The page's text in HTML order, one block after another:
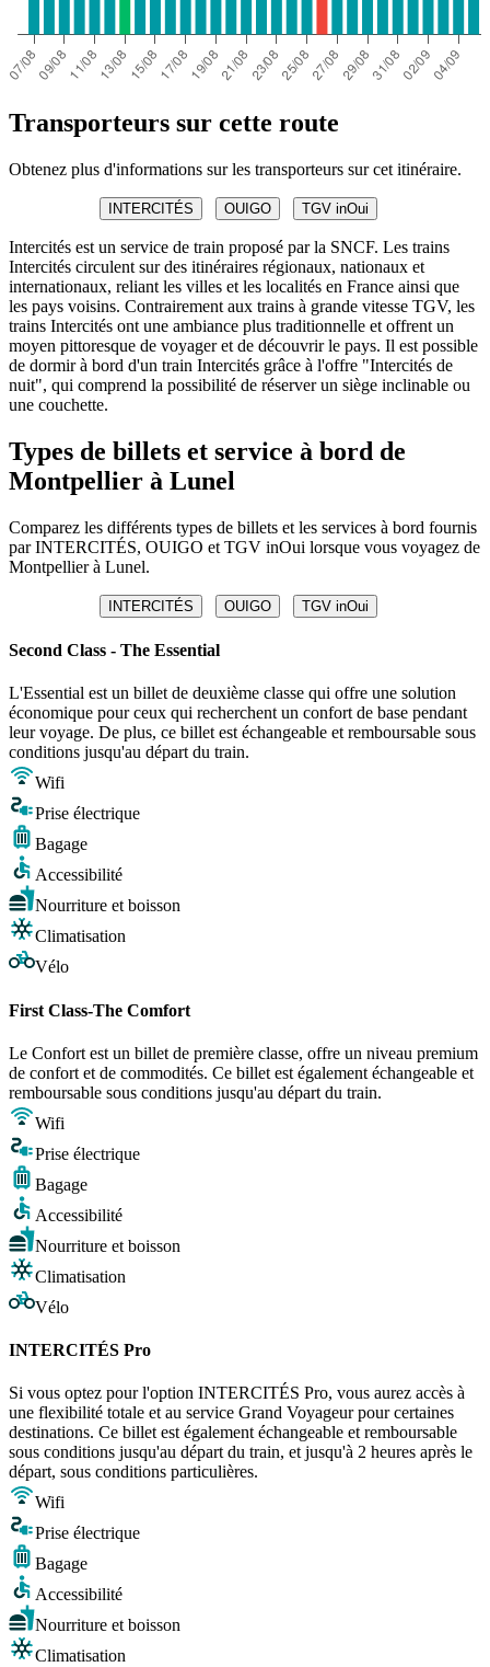
Transporteurs sur cette route
Obtenez plus d'informations sur les transporteurs sur cet itinéraire.
INTERCITÉS OUIGO TGV inOui
Intercités est un service de train proposé par la SNCF. Les trains
Intercités circulent sur des itinéraires régionaux, nationaux et
internationaux, reliant les villes et les localités en France ainsi que
les pays voisins. Contrairement aux trains à grande vitesse TGV, les
trains Intercités ont une ambiance plus traditionnelle et offrent un
moyen pittoresque de voyager et de découvrir le pays. Il est possible
de dormir à bord d'un train Intercités grâce à l'offre "Intercités de
nuit", qui comprend la possibilité de réserver un siège inclinable ou
une couchette.
Types de billets et service à bord de
Montpellier à Lunel
Comparez les différents types de billets et les services à bord fournis
par INTERCITÉS, OUIGO et TGV inOui lorsque vous voyagez de
Montpellier à Lunel.
INTERCITÉS OUIGO TGV inOui
Second Class - The Essential
L'Essential est un billet de deuxième classe qui offre une solution
économique pour ceux qui recherchent un confort de base pendant
leur voyage. De plus, ce billet est échangeable et remboursable sous
conditions jusqu'au départ du train.
Wifi
Prise électrique
Bagage
Accessibilité
Nourriture et boisson
Climatisation
Vélo
First Class-The Comfort
Le Confort est un billet de première classe, offre un niveau premium
de confort et de commodités. Ce billet est également échangeable et
remboursable sous conditions jusqu'au départ du train.
Wifi
Prise électrique
Bagage
Accessibilité
Nourriture et boisson
Climatisation
Vélo
INTERCITÉS Pro
Si vous optez pour l'option INTERCITÉS Pro, vous aurez accès à
une flexibilité totale et au service Grand Voyageur pour certaines
destinations. Ce billet est également échangeable et remboursable
sous conditions jusqu'au départ du train, et jusqu'à 2 heures après le
départ, sous conditions particulières.
Wifi
Prise électrique
Bagage
Accessibilité
Nourriture et boisson
Climatisation